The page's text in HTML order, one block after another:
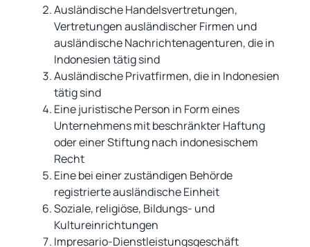
Ausländische Handelsvertretungen,
Vertretungen ausländischer Firmen und
ausländische Nachrichtenagenturen, die in
Indonesien tätig sind
Ausländische Privatfirmen, die in Indonesien
tätig sind
Eine juristische Person in Form eines
Unternehmens mit beschränkter Haftung
oder einer Stiftung nach indonesischem
Recht
Eine bei einer zuständigen Behörde
registrierte ausländische Einheit
Soziale, religiöse, Bildungs- und
Kultureinrichtungen
Impresario-Dienstleistungsgeschäft